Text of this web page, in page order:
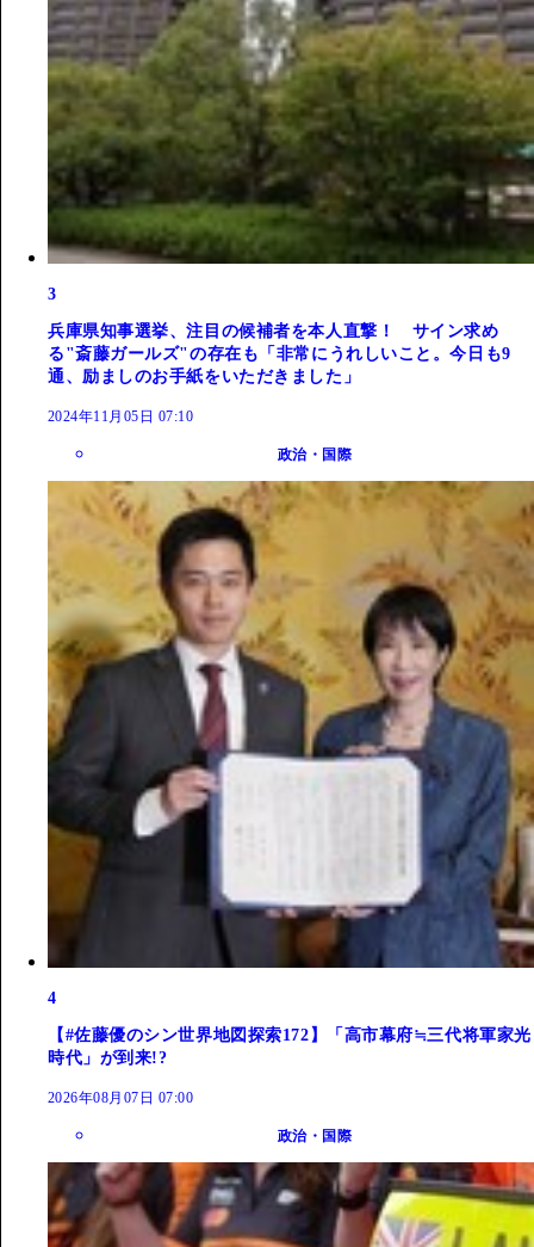
3
兵庫県知事選挙、注目の候補者を本人直撃！ サイン求め
る"斎藤ガールズ"の存在も「非常にうれしいこと。今日も9
通、励ましのお手紙をいただきました」
2024年11月05日 07:10
政治・国際
4
【#佐藤優のシン世界地図探索172】「高市幕府≒三代将軍家光
時代」が到来!?
2026年08月07日 07:00
政治・国際